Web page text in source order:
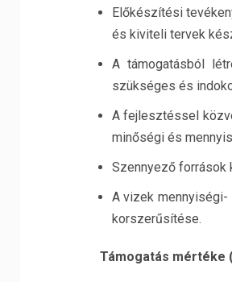
Előkészítési
és kiviteli tervek
A támogatásból
szükséges és
A fejlesztéssel
minőségi és
Szennyező források
A vizek
korszerűsítése.
Támogatás mértéke